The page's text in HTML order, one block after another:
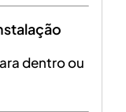
dentro ou